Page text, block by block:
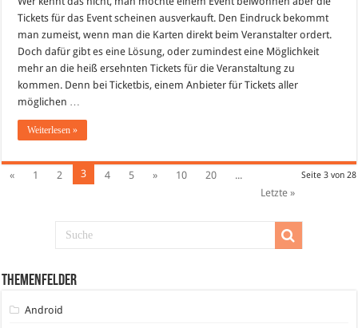
&
internationale
Events
Tickets für das Event scheinen ausverkauft. Den Eindruck bekommt
man zumeist, wenn man die Karten direkt beim Veranstalter ordert.
Doch dafür gibt es eine Lösung, oder zumindest eine Möglichkeit
mehr an die heiß ersehnten Tickets für die Veranstaltung zu
kommen. Denn bei Ticketbis, einem Anbieter für Tickets aller
möglichen …
Weiterlesen »
Seite 3 von 28
« 1 2 3 4 5 » 10 20
...
Letzte »
Themenfelder
Android